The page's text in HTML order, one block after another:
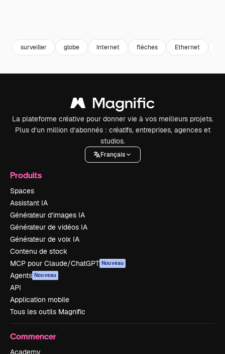
surveiller globe Internet flèches Ethernet
La plateforme créative pour donner vie à vos meilleurs projets.
Plus d’un million d’abonnés : créatifs, entreprises, agences et
studios.
Français
Produits
Spaces
Assistant IA
Générateur d’images IA
Générateur de vidéos IA
Générateur de voix IA
Contenu de stock
MCP pour Claude/ChatGPT Nouveau
Agents Nouveau
API
Application mobile
Tous les outils Magnific
Commencer
Academy